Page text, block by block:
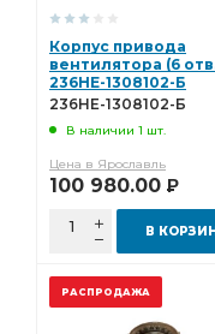
Корпус привода
вентилятора (6
236НЕ-1308102-Б
236НЕ-1308102-Б
В наличии 1 шт.
Цена в Ярославль
100 980.00 Р
В
РАСПРОДАЖА